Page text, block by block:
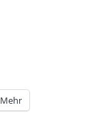
Mehr